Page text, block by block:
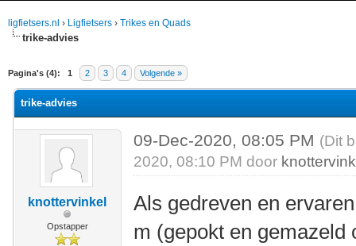
ligfietsers.nl › Ligfietsers › Trikes en Quads
trike-advies
Pagina's (4): 1 2 3 4 Volgende »
waardering is 0
trike-advies
knottervinkel
Opstapper
09-Dec-2020, 08:05 PM (Dit
2020, 08:10 PM door
Als gedreven en
m (gepokt en gemazeld